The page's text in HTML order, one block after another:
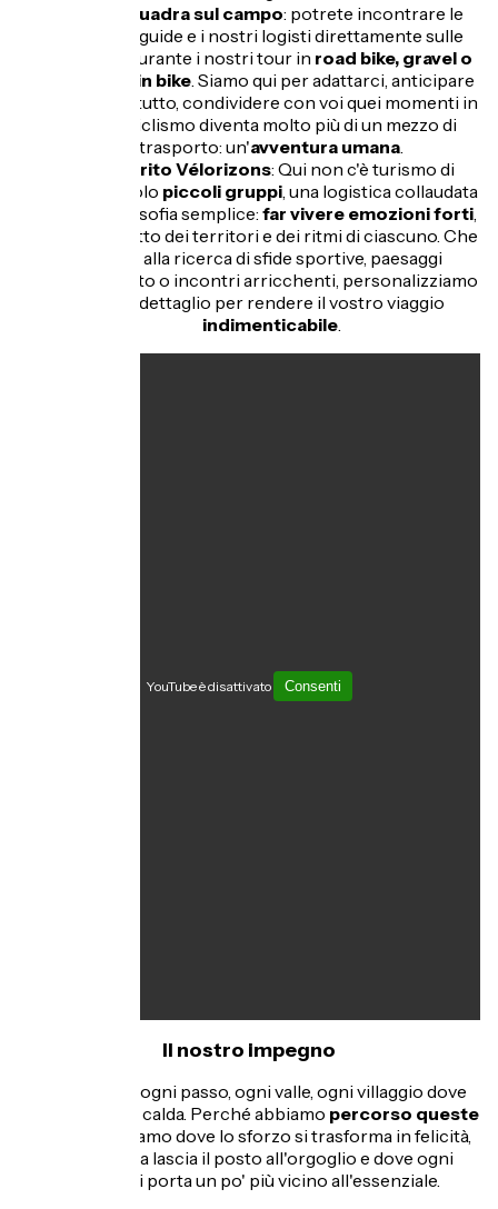
Una squadra sul campo: potrete incontrare le
nostre guide e i nostri logisti direttamente sulle
strade, durante i nostri tour in road bike, gravel o
mountain bike. Siamo qui per adattarci, anticipare
e, soprattutto, condividere con voi quei momenti in
cui il ciclismo diventa molto più di un mezzo di
trasporto: un'avventura umana.
Lo spirito Vélorizons: Qui non c'è turismo di
massa. Solo piccoli gruppi, una logistica collaudata
e una filosofia semplice: far vivere emozioni forti,
nel rispetto dei territori e dei ritmi di ciascuno. Che
siate alla ricerca di sfide sportive, paesaggi
mozzafiato o incontri arricchenti, personalizziamo
ogni dettaglio per rendere il vostro viaggio
indimenticabile.
YouTube è disattivato Consenti
Il nostro impegno
Conosciamo ogni passo, ogni valle, ogni villaggio dove
l'accoglienza è calda. Perché abbiamo percorso queste
, sappiamo dove lo sforzo si trasforma in felicità,
dove la fatica lascia il posto all'orgoglio e dove ogni
pedalata vi porta un po' più vicino all'essenziale.